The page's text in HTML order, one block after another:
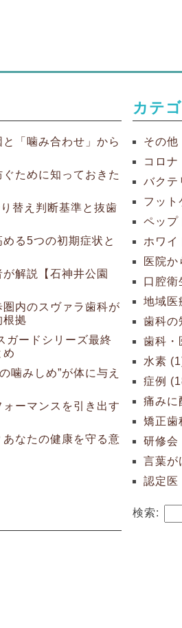
「噛み合わせ」から
ために知っておきた
替え判断基準と抜歯
る5つの初期症状と
解説【石神井公園
内のスヴァラ歯科が
根拠
ガードシリーズ最終
め
噛みしめ”が体に与え
ーマンスを引き出す
なたの健康を守る意
カテ
その他
コロ
バクテ
フット
ペップ
ホワイ
医院
口腔衛
地域医
歯科の
歯科・
水素
症例
痛みに
矯正歯
研修会
言葉が
認定医
検索: